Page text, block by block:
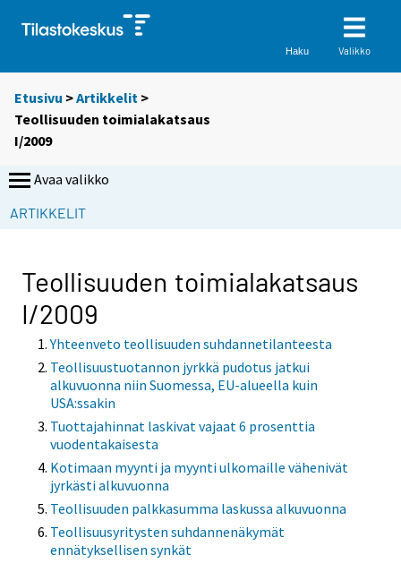
Haku Valikko
Etusivu >Artikkelit >
Teollisuuden toimialakatsaus
I/2009
Avaa valikko
ARTIKKELIT
Teollisuuden toimialakatsaus
I/2009
Yhteenveto teollisuuden suhdannetilanteesta
Teollisuustuotannon jyrkkä pudotus jatkui
alkuvuonna niin Suomessa, EU-alueella kuin
USA:ssakin
Tuottajahinnat laskivat vajaat 6 prosenttia
vuodentakaisesta
Kotimaan myynti ja myynti ulkomaille vähenivät
jyrkästi alkuvuonna
Teollisuuden palkkasumma laskussa alkuvuonna
Teollisuusyritysten suhdannenäkymät
ennätyksellisen synkät